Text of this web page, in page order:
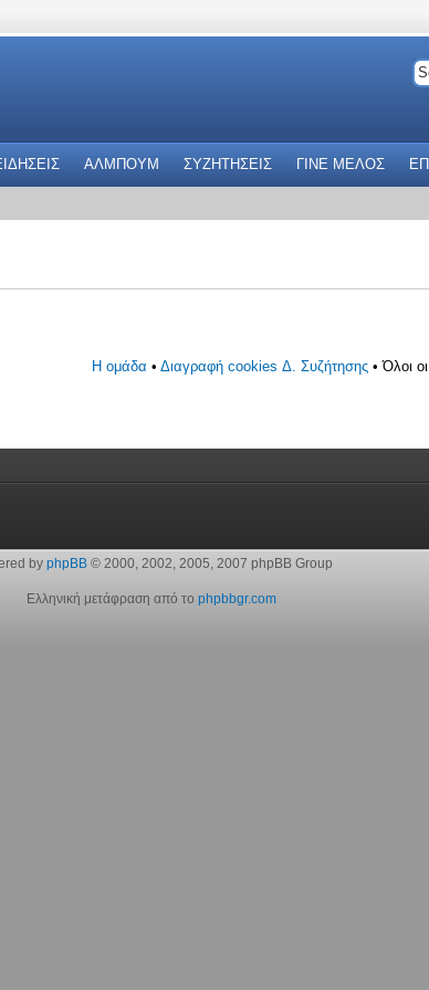
ΑΛΜΠΟΥΜ ΣΥΖΗΤΗΣΕΙΣ ΓΙΝΕ ΜΕΛΟΣ
Η ομάδα • Διαγραφή cookies Δ. Συζήτησης• Όλοι
by phpBB© 2000, 2002, 2005, 2007 phpBB Group
Ελληνική μετάφραση από το phpbbgr.com